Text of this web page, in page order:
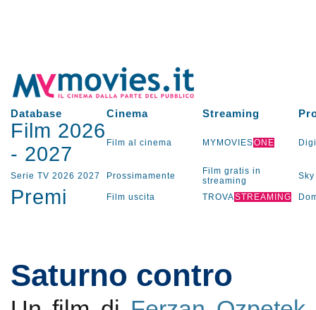
Database Cinema Streaming
Film 2026
- 2027 Film al cinema MYMOVIESONE
Serie TV 2026 2027 Prossimamente
Film gratis in
streaming
Sky
Premi Film uscita TROVASTREAMING
Saturno contro